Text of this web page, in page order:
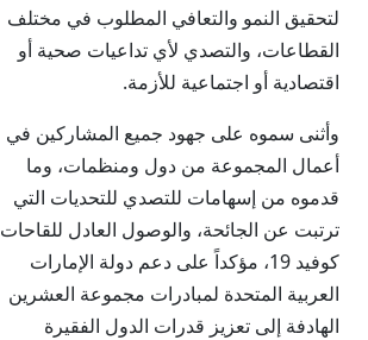
لتحقيق النمو والتعافي المطلوب في مختلف
القطاعات، والتصدي لأي تداعيات صحية أو
اقتصادية أو اجتماعية للأزمة.
وأثنى سموه على جهود جميع المشاركين في
أعمال المجموعة من دول ومنظمات، وما
قدموه من إسهامات للتصدي للتحديات التي
ترتبت عن الجائحة، والوصول العادل للقاحات
كوفيد 19، مؤكداً على دعم دولة الإمارات
العربية المتحدة لمبادرات مجموعة العشرين
الهادفة إلى تعزيز قدرات الدول الفقيرة